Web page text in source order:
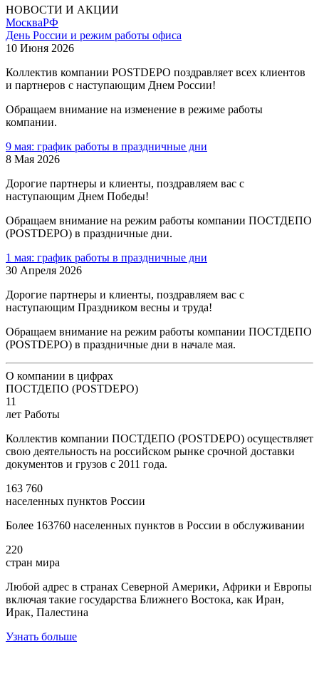
НОВОСТИ И АКЦИИ
МоскваРФ
День России и режим работы офиса
10 Июня 2026
Коллектив компании POSTDEPO поздравляет всех клиентов
и партнеров с наступающим Днем России!
Обращаем внимание на изменение в режиме работы
компании.
9 мая: график работы в праздничные дни
8 Мая 2026
Дорогие партнеры и клиенты, поздравляем вас с
наступающим Днем Победы!
Обращаем внимание на режим работы компании ПОСТДЕПО
(POSTDEPO) в праздничные дни.
1 мая: график работы в праздничные дни
30 Апреля 2026
Дорогие партнеры и клиенты, поздравляем вас с
наступающим Праздником весны и труда!
Обращаем внимание на режим работы компании ПОСТДЕПО
(POSTDEPO) в праздничные дни в начале мая.
О компании в цифрах
ПОСТДЕПО (POSTDEPO)
11
лет Работы
Коллектив компании ПОСТДЕПО (POSTDEPO) осуществляет
свою деятельность на российском рынке срочной доставки
документов и грузов с 2011 года.
163 760
населенных пунктов России
Более 163760 населенных пунктов в России в обслуживании
220
стран мира
Любой адрес в странах Северной Америки, Африки и Европы
включая такие государства Ближнего Востока, как Иран,
Ирак, Палестина
Узнать больше